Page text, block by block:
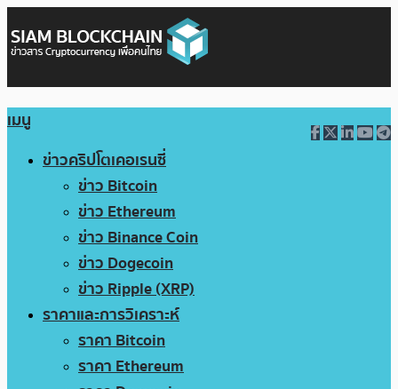
เมนู
ข่าวคริปโตเคอเรนซี่
ข่าว Bitcoin
ข่าว Ethereum
ข่าว Binance Coin
ข่าว Dogecoin
ข่าว Ripple (XRP)
ราคาและการวิเคราะห์
ราคา Bitcoin
ราคา Ethereum